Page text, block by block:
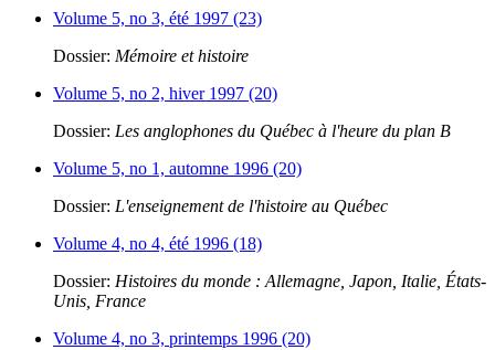
Volume 5, no 3, été 1997 (23)
Dossier: Mémoire et histoire
Volume 5, no 2, hiver 1997 (20)
Dossier: Les anglophones du Québec à l'heure du plan B
Volume 5, no 1, automne 1996 (20)
Dossier: L'enseignement de l'histoire au Québec
Volume 4, no 4, été 1996 (18)
Dossier: Histoires du monde : Allemagne, Japon, Italie, États-
Unis, France
Volume 4, no 3, printemps 1996 (20)